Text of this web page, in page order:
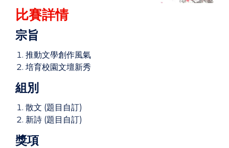
比賽詳情
宗旨
推動文學創作風氣
培育校園文壇新秀
組別
散文 (題目自訂)
新詩 (題目自訂)
獎項